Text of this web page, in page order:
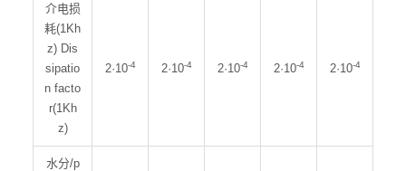
介电损
耗(1Kh
z) Dis
sipatio
n facto
r(1Kh
z)
2·10-4 2·10-4 2·10-4 2·10-4 2·10-4
水分/p